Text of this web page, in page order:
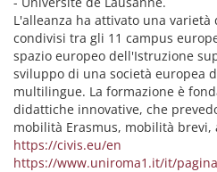
L'alleanza ha attivato una
condivisi tra gli 11 campus
spazio europeo dell'Istruzione
sviluppo di una società europea
multilingue. La formazione è
didattiche innovative, che
mobilità Erasmus, mobilità
https://civis.eu/en
https://www.uniroma1.it/it/